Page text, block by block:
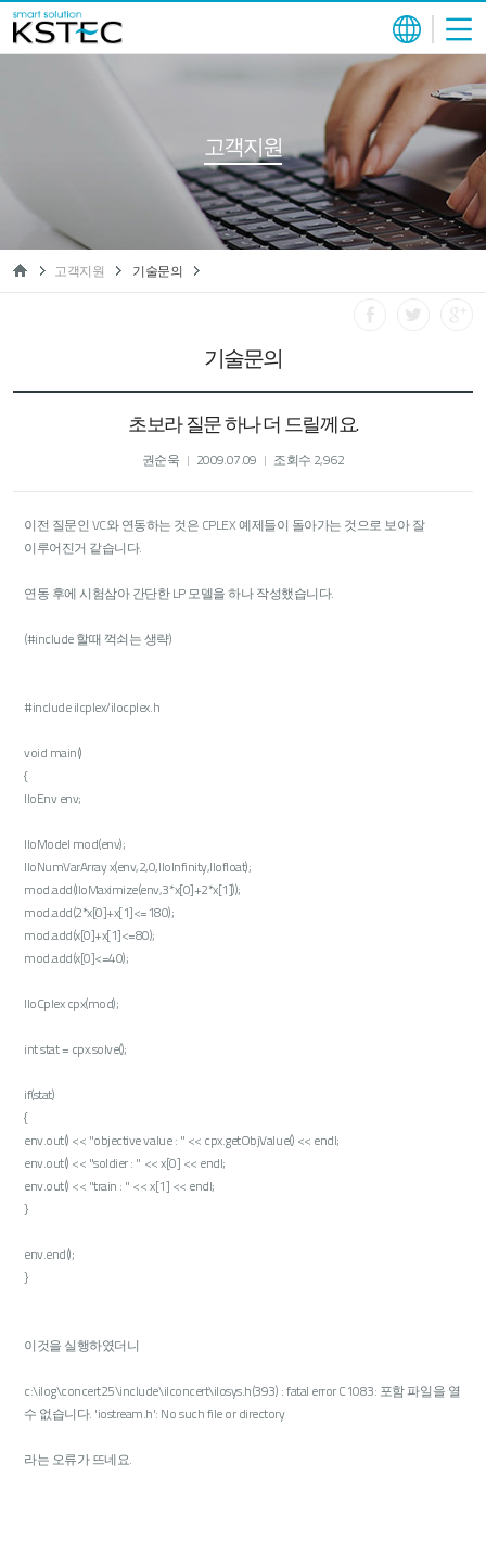
고객지원
고객지원 기술문의
기술문의
초보라 질문 하나 더 드릴께요.
권순욱 2009.07.09 조회수 2,962
이전 질문인 VC와 연동하는 것은 CPLEX 예제들이 돌아가는 것으로 보아 잘
이루어진거 같습니다.
연동 후에 시험삼아 간단한 LP 모델을 하나 작성했습니다.
(#include 할때 꺽쇠는 생략)
#include ilcplex/ilocplex.h
void main()
{
IloEnv env;
IloModel mod(env);
IloNumVarArray x(env,2,0,IloInfinity,Ilofloat);
mod.add(IloMaximize(env,3*x[0]+2*x[1]));
mod.add(2*x[0]+x[1]<=180);
mod.add(x[0]+x[1]<=80);
mod.add(x[0]<=40);
IloCplex cpx(mod);
int stat = cpx.solve();
if(stat)
{
env.out() << "objective value : " << cpx.getObjValue() << endl;
env.out() << "soldier : " << x[0] << endl;
env.out() << "train : " << x[1] << endl;
}
env.end();
}
이것을 실행하였더니
c:\ilog\concert25\include\ilconcert\ilosys.h(393) : fatal error C1083: 포함 파일을 열
수 없습니다. 'iostream.h': No such file or directory
라는 오류가 뜨네요.